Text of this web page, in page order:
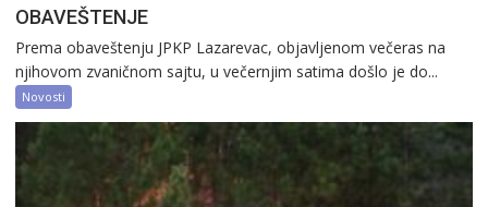
OBAVEŠTENJE
Prema obaveštenju JPKP Lazarevac, objavljenom večeras na
njihovom zvaničnom sajtu, u večernjim satima došlo je do...
Novosti